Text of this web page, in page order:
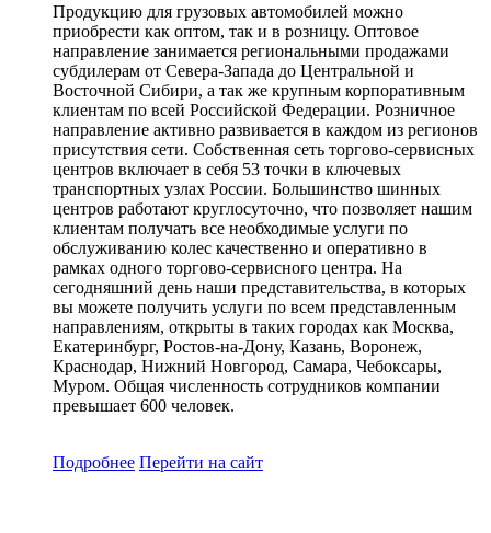
Продукцию для грузовых автомобилей можно
приобрести как оптом, так и в розницу. Оптовое
направление занимается региональными продажами
субдилерам от Севера-Запада до Центральной и
Восточной Сибири, а так же крупным корпоративным
клиентам по всей Российской Федерации. Розничное
направление активно развивается в каждом из регионов
присутствия сети. Собственная сеть торгово-сервисных
центров включает в себя 53 точки в ключевых
транспортных узлах России. Большинство шинных
центров работают круглосуточно, что позволяет нашим
клиентам получать все необходимые услуги по
обслуживанию колес качественно и оперативно в
рамках одного торгово-сервисного центра. На
сегодняшний день наши представительства, в которых
вы можете получить услуги по всем представленным
направлениям, открыты в таких городах как Москва,
Екатеринбург, Ростов-на-Дону, Казань, Воронеж,
Краснодар, Нижний Новгород, Самара, Чебоксары,
Муром. Общая численность сотрудников компании
превышает 600 человек.
Подробнее Перейти на сайт